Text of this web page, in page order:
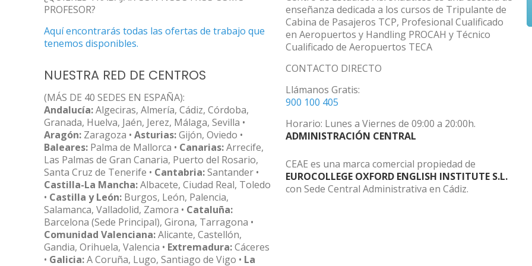
PROFESOR?
Aquí encontrarás todas las ofertas de trabajo que
tenemos disponibles.
NUESTRA RED DE CENTROS
(MÁS DE 40 SEDES EN ESPAÑA):
Andalucía:Algeciras, Almería, Cádiz, Córdoba,
Granada, Huelva, Jaén, Jerez, Málaga, Sevilla •
Aragón: Zaragoza • Asturias:Gijón, Oviedo •
Baleares: Palma de Mallorca • Canarias:Arrecife,
Las Palmas de Gran Canaria, Puerto del Rosario,
Santa Cruz de Tenerife • Cantabria:Santander •
Castilla-La Mancha:Albacete, Ciudad Real, Toledo
• Castilla y León: Burgos, León, Palencia,
Salamanca, Valladolid, Zamora • Cataluña:
Barcelona (Sede Principal), Girona, Tarragona •
Comunidad Valenciana:Alicante, Castellón,
Gandia, Orihuela, Valencia • Extremadura:Cáceres
• Galicia:A Coruña, Lugo, Santiago de Vigo • La
enseñanza dedicada a los cursos de Tripulante de
Cabina de Pasajeros TCP, Profesional Cualificado
en Aeropuertos y Handling PROCAH y Técnico
Cualificado de Aeropuertos TECA
CONTACTO DIRECTO
Llámanos Gratis:
900 100 405
Horario: Lunes a Viernes de 09:00 a 20:00h.
ADMINISTRACIÓN CENTRAL
CEAE es una marca comercial propiedad de
EUROCOLLEGE OXFORD ENGLISH INSTITUTE S.L.
con Sede Central Administrativa en Cádiz.